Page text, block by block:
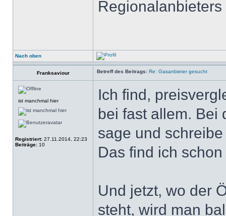
Nach oben
Franksaviour Betreff des Beitrags: Re: Gasanbieter gesucht
ist manchmal hier
Registriert: 27.11.2014, 22:23
Beiträge: 10
Ich find,
bei fast allem. Bei
sage und
Das find ich
Und jetzt, wo der
steht, wird man